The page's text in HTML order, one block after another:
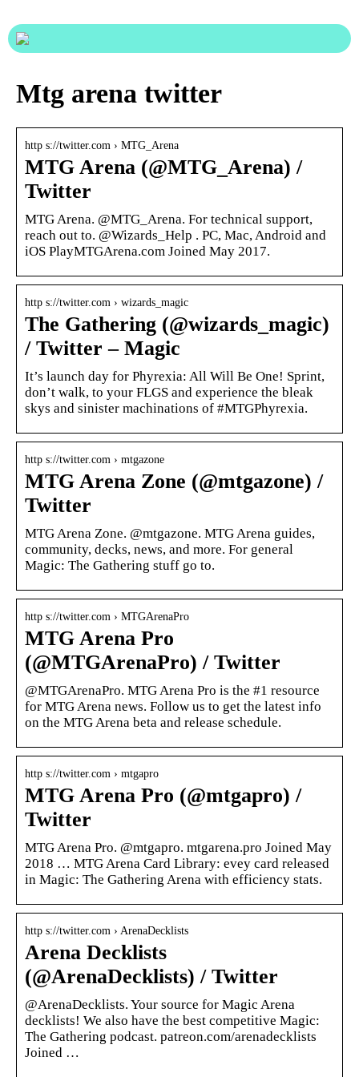
Mtg arena twitter
http s://twitter.com › MTG_Arena
MTG Arena (@MTG_Arena) /
Twitter
MTG Arena. @MTG_Arena. For technical support,
reach out to. @Wizards_Help . PC, Mac, Android and
iOS PlayMTGArena.com Joined May 2017.
http s://twitter.com › wizards_magic
The Gathering (@wizards_magic)
/ Twitter – Magic
It’s launch day for Phyrexia: All Will Be One! Sprint,
don’t walk, to your FLGS and experience the bleak
skys and sinister machinations of #MTGPhyrexia.
http s://twitter.com › mtgazone
MTG Arena Zone (@mtgazone) /
Twitter
MTG Arena Zone. @mtgazone. MTG Arena guides,
community, decks, news, and more. For general
Magic: The Gathering stuff go to.
http s://twitter.com › MTGArenaPro
MTG Arena Pro
(@MTGArenaPro) / Twitter
@MTGArenaPro. MTG Arena Pro is the #1 resource
for MTG Arena news. Follow us to get the latest info
on the MTG Arena beta and release schedule.
http s://twitter.com › mtgapro
MTG Arena Pro (@mtgapro) /
Twitter
MTG Arena Pro. @mtgapro. mtgarena.pro Joined May
2018 … MTG Arena Card Library: evey card released
in Magic: The Gathering Arena with efficiency stats.
http s://twitter.com › ArenaDecklists
Arena Decklists
(@ArenaDecklists) / Twitter
@ArenaDecklists. Your source for Magic Arena
decklists! We also have the best competitive Magic:
The Gathering podcast. patreon.com/arenadecklists
Joined …